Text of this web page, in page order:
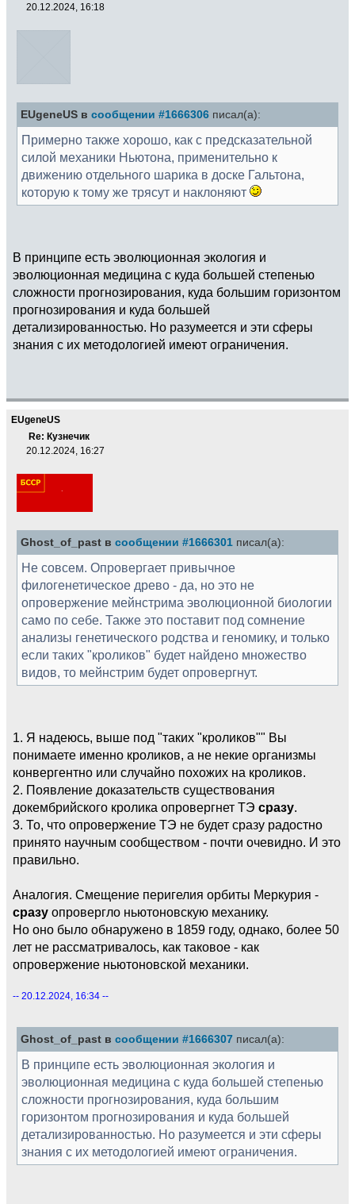
20.12.2024, 16:18
EUgeneUS в сообщении #1666306 писал(а):
Примерно также хорошо, как с предсказательной
силой механики Ньютона, применительно к
движению отдельного шарика в доске Гальтона,
которую к тому же трясут и наклоняют
В принципе есть эволюционная экология и
эволюционная медицина с куда большей степенью
сложности прогнозирования, куда большим горизонтом
прогнозирования и куда большей
детализированностью. Но разумеется и эти сферы
знания с их методологией имеют ограничения.
EUgeneUS
Re: Кузнечик
20.12.2024, 16:27
Ghost_of_past в сообщении #1666301 писал(а):
Не совсем. Опровергает привычное
филогенетическое древо - да, но это не
опровержение мейнстрима эволюционной биологии
само по себе. Также это поставит под сомнение
анализы генетического родства и геномику, и только
если таких "кроликов" будет найдено множество
видов, то мейнстрим будет опровергнут.
1. Я надеюсь, выше под "таких "кроликов"" Вы
понимаете именно кроликов, а не некие организмы
конвергентно или случайно похожих на кроликов.
2. Появление доказательств существования
докембрийского кролика опровергнет ТЭ сразу.
3. То, что опровержение ТЭ не будет сразу радостно
принято научным сообществом - почти очевидно. И это
правильно.
Аналогия. Смещение перигелия орбиты Меркурия -
сразу опровергло ньютоновскую механику.
Но оно было обнаружено в 1859 году, однако, более 50
лет не рассматривалось, как таковое - как
опровержение ньютоновской механики.
-- 20.12.2024, 16:34 --
Ghost_of_past в сообщении #1666307 писал(а):
В принципе есть эволюционная экология и
эволюционная медицина с куда большей степенью
сложности прогнозирования, куда большим
горизонтом прогнозирования и куда большей
детализированностью. Но разумеется и эти сферы
знания с их методологией имеют ограничения.